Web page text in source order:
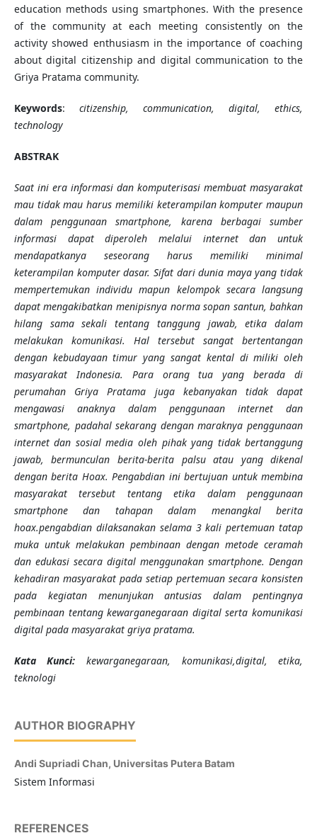
education methods using smartphones. With the presence
of the community at each meeting consistently on the
activity showed enthusiasm in the importance of coaching
about digital citizenship and digital communication to the
Griya Pratama community.
Keywords: citizenship, communication, digital, ethics,
technology
ABSTRAK
Saat ini era informasi dan komputerisasi membuat masyarakat
mau tidak mau harus memiliki keterampilan komputer maupun
dalam penggunaan smartphone, karena berbagai sumber
informasi dapat diperoleh melalui internet dan untuk
mendapatkanya seseorang harus memiliki minimal
keterampilan komputer dasar. Sifat dari dunia maya yang tidak
mempertemukan individu mapun kelompok secara langsung
dapat mengakibatkan menipisnya norma sopan santun, bahkan
hilang sama sekali tentang tanggung jawab, etika dalam
melakukan komunikasi. Hal tersebut sangat bertentangan
dengan kebudayaan timur yang sangat kental di miliki oleh
masyarakat Indonesia.
Para orang tua yang berada di
perumahan Griya Pratama juga kebanyakan tidak dapat
mengawasi anaknya dalam penggunaan internet dan
smartphone, padahal sekarang dengan maraknya penggunaan
internet dan sosial media oleh pihak yang tidak bertanggung
jawab, bermunculan berita-berita palsu atau yang dikenal
dengan berita Hoax. Pengabdian ini bertujuan untuk membina
masyarakat tersebut tentang etika dalam penggunaan
smartphone dan tahapan dalam menangkal berita
hoax.pengabdian dilaksanakan selama 3 kali pertemuan tatap
muka untuk melakukan pembinaan dengan metode ceramah
dan edukasi secara digital menggunakan smartphone. Dengan
kehadiran masyarakat pada setiap pertemuan secara konsisten
pada kegiatan menunjukan antusias dalam pentingnya
pembinaan tentang kewarganegaraan digital serta komunikasi
digital pada masyarakat griya pratama.
Kata Kunci:
kewarganegaraan, komunikasi,digital, etika,
teknologi
AUTHOR BIOGRAPHY
Andi Supriadi Chan, Universitas Putera Batam
Sistem Informasi
REFERENCES